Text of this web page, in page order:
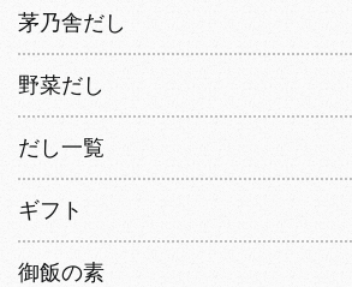
茅乃舎だし
野菜だし
だし一覧
ギフト
御飯の素